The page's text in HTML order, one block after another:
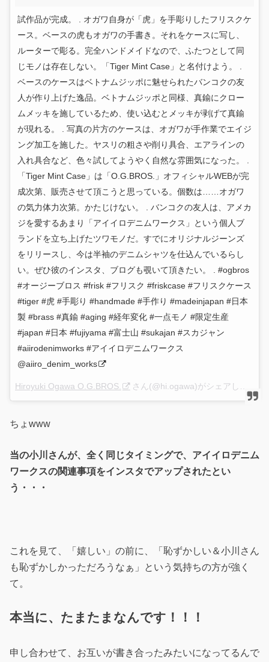
試作品が完成。 . オガワ自身が「虎」を手彫りしたフリスクケ
ース。ベースの虎もオガワの手書き。それをケースに写し、
ルーターで彫る。完全ハンドメイドなので、ふたつとして同
じモノは存在しない。「Tiger Mint Case」と名付けよう。 .
ベースのケースはベトナムジッポに魅せられたバンコクの友
人が作り上げた逸品。ベトナムジッポと同様、真鍮にクロー
ムメッキを施しているため、使い込むとメッキが剥げて真鍮
が現れる。 . 写真の片方のケースは、オガワが手作業でエイジ
ング加工を施した。ヤスリの粗さや削り具合、エアラインの
入れ具合など、色々試してようやく自然な雰囲気になった。 .
「Tiger Mint Case」は「O.G.BROS.」オフィシャルWEBが完
成次第、販売させて頂こうと思っている。個数は……オガワ
の気力体力次第。かたじけない。 . バンコクの友人は、アメカ
ジを愛するあまり「アイイロデニムワークス」という個人ブ
ランドを立ち上げたツワモノだ。すでにオリジナルジーンズ
をリリースし、今は半袖のデニムシャツを仕込んでいるらし
い。ぜひ彼のインスタ、ブログも覗いて頂きたい。 . #ogbros
#オージーブロス #frisk #フリスク #friskcase #フリスクケース
#tiger #虎 #手彫り #handmade #手作り #madeinjapan #日本
製 #brass #真鍮 #aging #経年変化 #一点モノ #限定生産
#japan #日本 #fujiyama #富士山 #sukajan #スカジャン
#aiirodenimworks #アイイロデニムワークス
@aiiro_denim_works
Hiroyuki Ogawa O.G.BROS. さん(@hi.ogawa)がシェアした投稿 –
ちょwww
当の小川さんが、全く同じタイミングで、アイイロデニム
ワークスの関連事項をインスタでアップされたとい
う・・・
これを見て、「嬉しい」の前に、「恥ずかしい＆小川さん
も恥ずかしかっただろうなぁ」という気持ちの方が強く
て。
本当に、たまたまなんです！！！
申し合わせて、お互いが書き合ったみたいになってるんで